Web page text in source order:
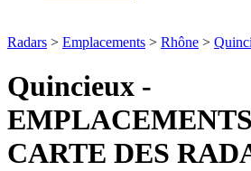
Radars > Emplacements > Rhône >
Quincieux -
CARTE DES